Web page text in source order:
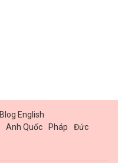
Blog English
Anh Quốc Pháp
Đức